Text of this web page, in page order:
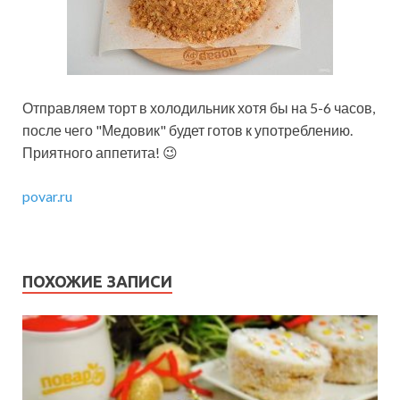
Отправляем торт в холодильник хотя бы на 5-6 часов,
после чего "Медовик" будет готов к употреблению.
Приятного аппетита! 😉
povar.ru
ПОХОЖИЕ ЗАПИСИ